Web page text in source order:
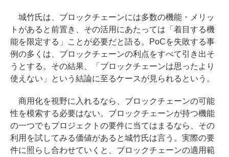
城竹氏は、ブロックチェーンには多数の機能・メリッ
トがあると前置き、その活用にあたっては「着目する機
能を限定する」ことが必要だと語る。PoCを失敗する事
例の多くは、ブロックチェーンの利点をすべて引き出そ
うとする。その結果、「ブロックチェーンは思ったより
使えない」という結論に至るケースが見られるという。
商用化を視野に入れるなら、ブロックチェーンの可能
性を模索する必要はない。ブロックチェーンが持つ機能
の一つでもプロジェクトの要件に当てはまるなら、その
利用を試してみる価値があると城竹氏は言う。実際の要
件に照らし合わせていくと、ブロックチェーンの適用範